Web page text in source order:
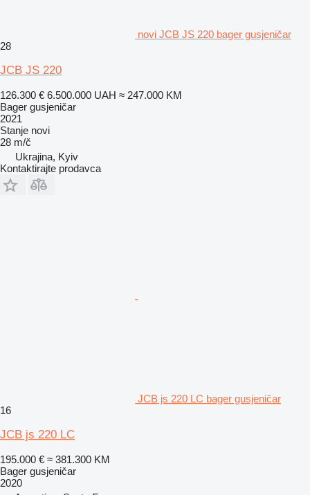
novi JCB JS 220 bager gusjeničar
28
JCB JS 220
126.300 € 6.500.000 UAH ≈ 247.000 KM
Bager gusjeničar
2021
Stanje novi
28 m/č
Ukrajina, Kyiv
Kontaktirajte prodavca
JCB js 220 LC bager gusjeničar
16
JCB js 220 LC
195.000 € ≈ 381.300 KM
Bager gusjeničar
2020